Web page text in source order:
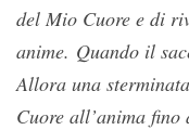
del Mio Cuore e di
anime. Quando il
Allora una
Cuore all’anima